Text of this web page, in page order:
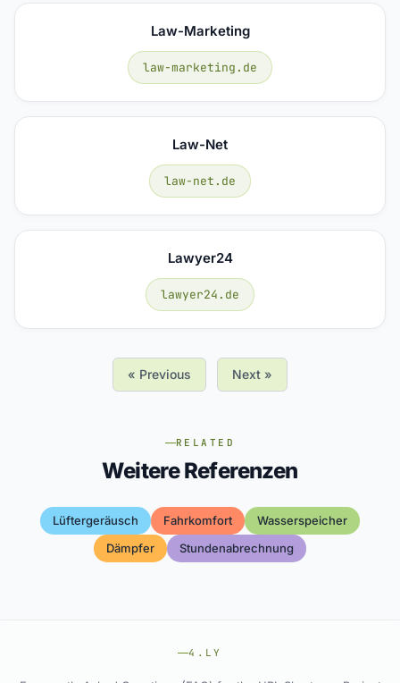
Law-Marketing
law-marketing.de
Law-Net
law-net.de
Lawyer24
lawyer24.de
« Previous Next »
RELATED
Weitere Referenzen
Lüftergeräusch Fahrkomfort
Wasserspeicher
Dämpfer
Stundenabrechnung
4.LY